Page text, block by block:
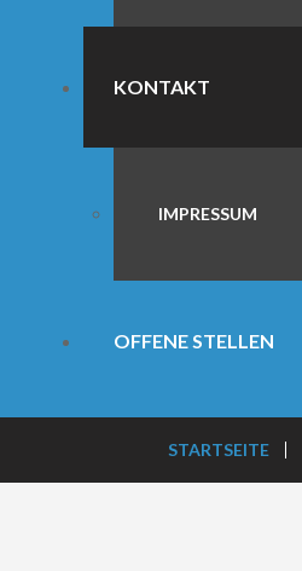
KONTAKT
IMPRESSUM
OFFENE STELLEN
STARTSEITE